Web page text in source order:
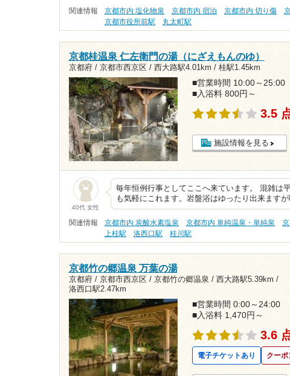
関連情報 京都市内 塩化物泉 京都市内 宿泊 京都市内 切り傷
京都市役所前駅
丸太町駅
京都桂温泉 仁左衛門の湯（にざえもんのゆ）
京都府 / 京都市西京区 / 西大路駅4.01km / 桂駅1.45km
■営業時間 10:00～25:00
■入浴料 800円～
3.5
施設情報を見る
40代 女性
毎年恒例行事としてここへ来ています。 混雑は
も気軽にこれます。岩盤浴はゆったり出来ます
関連情報 京都市内 炭酸水素塩泉 京都市内 単純温泉・単純泉
上桂駅
洛西口駅 桂川駅
京都竹の郷温泉 万葉の湯
京都府 / 京都市西京区 / 京都竹の郷温泉 / 西大路駅5.39km /
洛西口駅2.47km
■営業時間 0:00～24:00
■入浴料 1,470円～
3.6
電子チケットあり クーポ